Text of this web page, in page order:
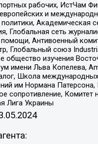
рабочих, ИстЧам
и
Академическая
сеть
Антивоенный
Глобальный союз
изучения
Льва Копелева,
Школа
им Нормана
Лига Украины